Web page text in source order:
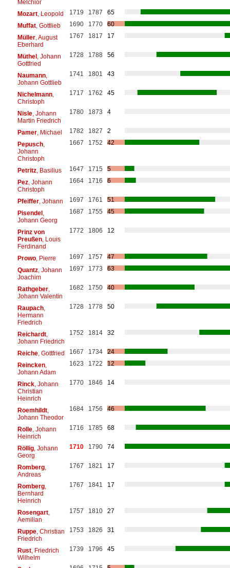
Melchior
Mozart, Leopold 1719 1787
65
Muffat, Gottlieb 1690 1770
60
Müller, August
Eberhard
1767 1817 17
Müthel, Johann
Gottfried
1728 1788 56
Naumann,
Johann Gottlieb
1741 1801 43
Nichelmann,
Christoph
1717 1762 45
Nisle, Johann
Martin Friedrich
1780 1873 4
Pamer, Michael 1782 1827
2
Pepusch,
Johann
Christoph
1667 1752 42
Petritz, Basilius 1647 1715
5
Pez, Johann
Christoph
1664 1716 6
Pfeiffer, Johann 1697 1761
51
Pisendel,
Johann Georg
1687 1755 45
Prinz von
Preußen, Louis
Ferdinand
1772 1806 12
Prowo, Pierre 1697 1757
47
Quantz, Johann
Joachim
1697 1773 63
Rathgeber,
Johann Valentin
1682 1750 40
Raupach,
Hermann
Friedrich
1728 1778 50
Reichardt,
Johann Friedrich
1752 1814 32
Reiche, Gottfried 1667 1734
24
Reincken,
Johann Adam
1623 1722 12
Rinck, Johann
Christian
Heinrich
1770 1846 14
Roemhildt,
Johann Theodor
1684 1756 46
Rolle, Johann
Heinrich
1716 1785 68
Röllig, Johann
Georg
1710 1790 74
Romberg,
Andreas
1767 1821 17
Romberg,
Bernhard
Heinrich
1767 1841 17
Rosengart,
Aemilian
1757 1810 27
Ruppe, Christian
Friedrich
1753 1826 31
Rust, Friedrich
Wilhelm
1739 1796 45